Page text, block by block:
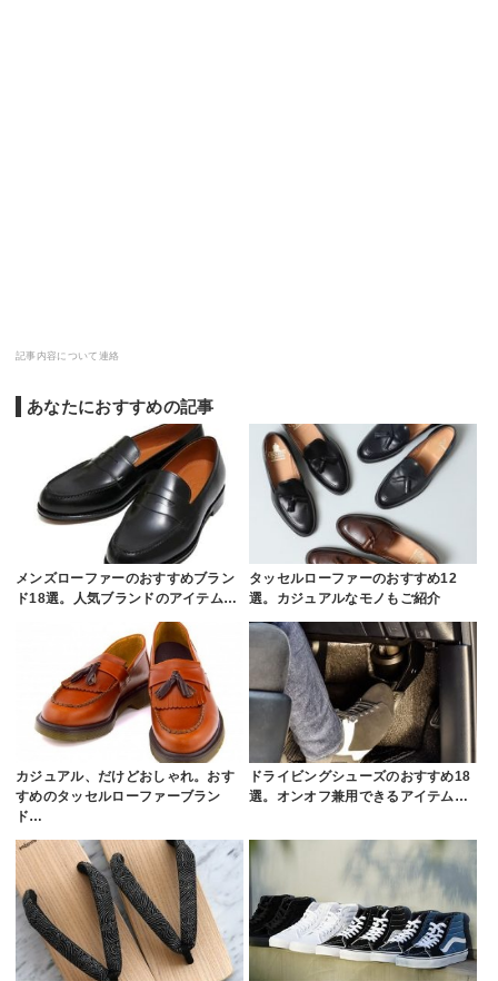
記事内容について連絡
あなたにおすすめの記事
メンズローファーのおすすめブラン
ド18選。人気ブランドのアイテム…
タッセルローファーのおすすめ12
選。カジュアルなモノもご紹介
カジュアル、だけどおしゃれ。おす
すめのタッセルローファーブラン
ド…
ドライビングシューズのおすすめ18
選。オンオフ兼用できるアイテム…